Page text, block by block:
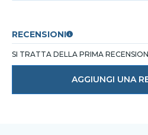
RECENSIONI
SI TRATTA DELLA PRIMA
AGGIUNGI UNA